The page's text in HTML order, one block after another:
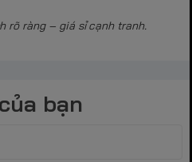
rõ ràng – giá sỉ cạnh tranh.
bạn